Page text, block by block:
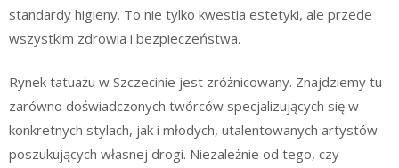
standardy higieny. To nie tylko kwestia estetyki, ale przede
wszystkim zdrowia i bezpieczeństwa.
Rynek tatuażu w Szczecinie jest zróżnicowany. Znajdziemy tu
zarówno doświadczonych twórców specjalizujących się w
konkretnych stylach, jak i młodych, utalentowanych artystów
poszukujących własnej drogi. Niezależnie od tego, czy